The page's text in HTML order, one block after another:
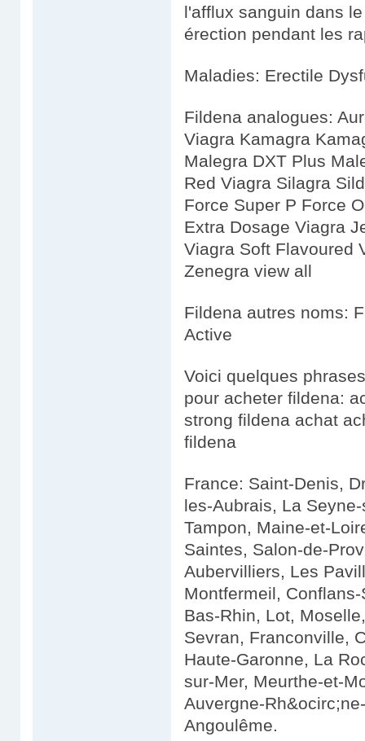
l'afflux sanguin dans
érection pendant les
Maladies: Erectile
Fildena analogues:
Viagra Kamagra
Malegra DXT Plus
Red Viagra Silagra
Force Super P Force
Extra Dosage Viagra
Viagra Soft Flavoured
Zenegra view all
Fildena autres noms:
Active
Voici quelques
pour acheter fildena:
strong fildena achat
fildena
France: Saint-Denis,
les-Aubrais, La
Tampon, Maine-et-
Saintes, Salon-de-
Aubervilliers, Les
Montfermeil,
Bas-Rhin, Lot,
Sevran, Franconville,
Haute-Garonne, La
sur-Mer, Meurthe-et-
Auvergne-
Angoulême.